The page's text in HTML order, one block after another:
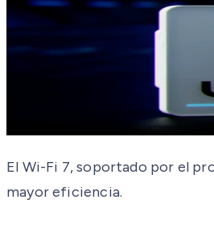
El Wi-Fi 7, soportado por el
mayor eficiencia.